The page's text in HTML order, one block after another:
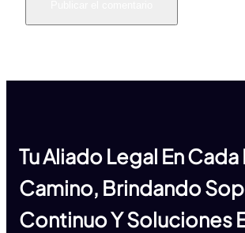
Tu Aliado Legal En Cada
Camino, Brindando
Continuo Y Soluciones